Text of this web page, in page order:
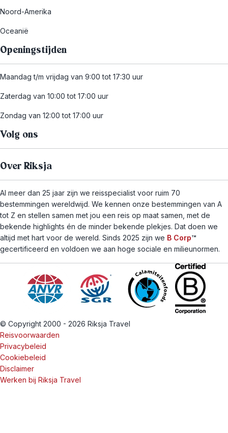
Noord-Amerika
Oceanië
Openingstijden
Maandag t/m vrijdag van 9:00 tot 17:30 uur
Zaterdag van 10:00 tot 17:00 uur
Zondag van 12:00 tot 17:00 uur
Volg ons
Over Riksja
Al meer dan 25 jaar zijn we reisspecialist voor ruim 70
bestemmingen wereldwijd. We kennen onze bestemmingen van A
tot Z en stellen samen met jou een reis op maat samen, met de
bekende highlights én de minder bekende plekjes. Dat doen we
altijd met hart voor de wereld. Sinds 2025 zijn we B Corp™
gecertificeerd en voldoen we aan hoge sociale en milieunormen.
© Copyright 2000 - 2026 Riksja Travel
Reisvoorwaarden
Privacybeleid
Cookiebeleid
Disclaimer
Werken bij Riksja Travel